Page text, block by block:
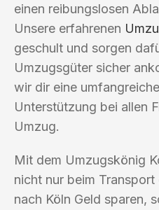
einen reibungslosen
Unsere erfahrenen
geschult und sorgen
Umzugsgüter sicher
wir dir eine
Unterstützung bei allen
Umzug.
Mit dem Umzugskönig
nicht nur beim
nach Köln Geld sparen,